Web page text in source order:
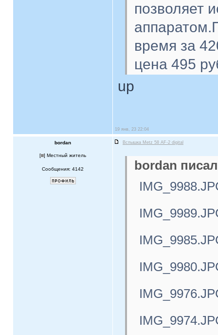
позволяет
время за
цена 495
up
19 янв, 23 22:04
bordan Вспышка Metz 58 AF-2 digital
[ ] Местный житель
Сообщения: 4142
bordan